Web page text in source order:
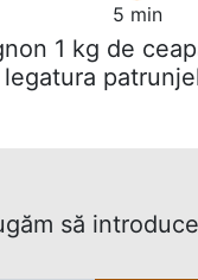
5 min
1 kg de
să